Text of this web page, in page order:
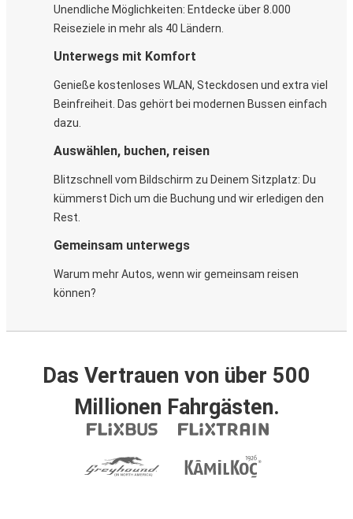
Unendliche Möglichkeiten: Entdecke über 8.000
Reiseziele in mehr als 40 Ländern.
Unterwegs mit Komfort
Genieße kostenloses WLAN, Steckdosen und extra viel
Beinfreiheit. Das gehört bei modernen Bussen einfach
dazu.
Auswählen, buchen, reisen
Blitzschnell vom Bildschirm zu Deinem Sitzplatz: Du
kümmerst Dich um die Buchung und wir erledigen den
Rest.
Gemeinsam unterwegs
Warum mehr Autos, wenn wir gemeinsam reisen
können?
Das Vertrauen von über 500
Millionen Fahrgästen.